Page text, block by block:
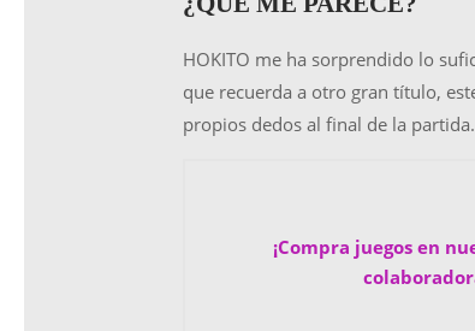
HOKITO me ha sorprendido lo
que recuerda a otro gran título,
propios dedos al final de la partida.
¡Compra juegos en